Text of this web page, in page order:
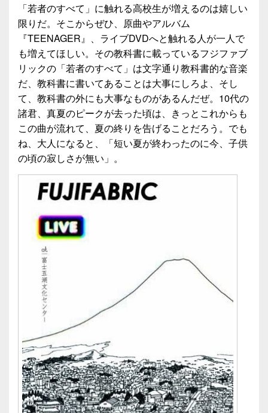
「若者のすべて」に触れる高校生が増えるのは嬉しい
限りだ。そこからぜひ、原曲やアルバム
『TEENAGER』、ライブDVDへと触れる人が一人で
も増えてほしい。その教科書に載っているフジファブ
リックの「若者のすべて」は文字通り教科書的な音楽
だ、教科書に書いてあることは大事にしろよ、そし
て、教科書の外にも大事なものがあるんだぜ。10代の
諸君、真夏のピークが去った頃は、きっとこれからも
この曲が流れて、夏の終りを告げることだろう。でも
ね、大人になると、「短い夏が終わったのに今、子供
の頃の寂しさが無い」。